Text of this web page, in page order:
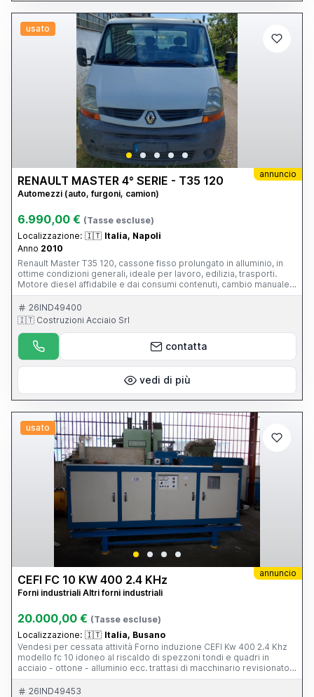
usato
annuncio
RENAULT MASTER 4° SERIE - T35 120
Automezzi (auto, furgoni, camion)
6.990,00 € (Tasse escluse)
Localizzazione: 🇮🇹 Italia, Napoli
Anno 2010
Renault Master T35 120, cassone fisso prolungato in alluminio, in
ottime condizioni generali, ideale per lavoro, edilizia, trasporti.
Motore diesel affidabile e dai consumi contenuti, cambio manuale
6 marce Veicolo pronto all’uso Carrozzeria in buono stato e Interni
ben tenuti (piccolo strappo visibile in foto), manutenzione eseguita
regolarmente
26IND49400
🇮🇹 Costruzioni Acciaio Srl
contatta
vedi di più
usato
annuncio
CEFI FC 10 KW 400 2.4 KHz
Forni industriali Altri forni industriali
20.000,00 € (Tasse escluse)
Localizzazione: 🇮🇹 Italia, Busano
Vendesi per cessata attività Forno induzione CEFI Kw 400 2.4 Khz
modello fc 10 idoneo al riscaldo di spezzoni tondi e quadri in
acciaio - ottone - alluminio ecc. trattasi di macchinario revisionato
meccanicamente e riverniciato prima della consegna verrà
effettuato un controllo da parte di Tecnico specializzato.
26IND49453